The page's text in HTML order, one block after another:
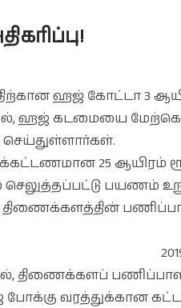
ஹஜ் கோட்டா 3
ஹஜ் கடமையை
25 ஆயிரம்
பயணம்
திணைக்களப்
போக்கு வரத்துக்கான